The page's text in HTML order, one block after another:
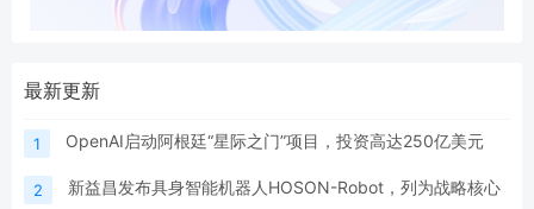
最新更新
1 OpenAI启动阿根廷“星际之门”项目，投资高达250亿美元
2 新益昌发布具身智能机器人HOSON-Robot，列为战略核心